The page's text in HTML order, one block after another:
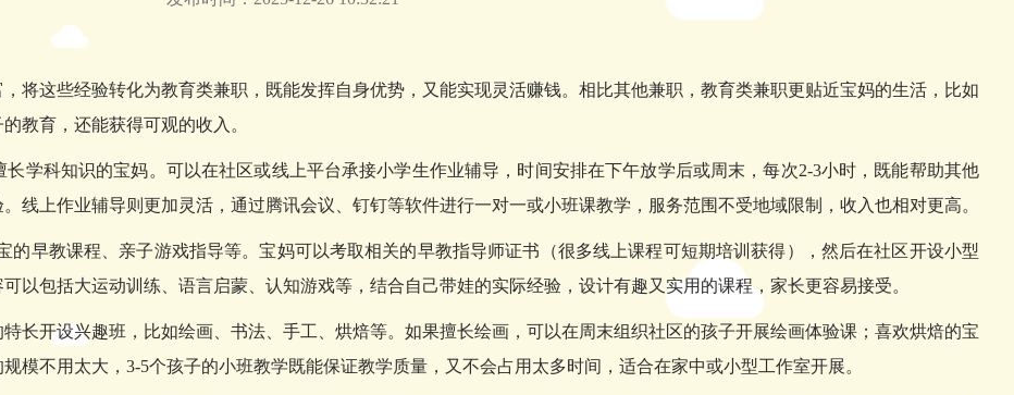
将这些经验转化为教育类兼职，既能发挥自身优势，又能实现灵活赚钱。相比其他兼职，教育类兼职更贴近宝妈的生活，比如
教育，还能获得可观的收入。
学科知识的宝妈。可以在社区或线上平台承接小学生作业辅导，时间安排在下午放学后或周末，每次2-3小时，既能帮助其他
线上作业辅导则更加灵活，通过腾讯会议、钉钉等软件进行一对一或小班课教学，服务范围不受地域限制，收入也相对更高。
的早教课程、亲子游戏指导等。宝妈可以考取相关的早教指导师证书（很多线上课程可短期培训获得），然后在社区开设小型
以包括大运动训练、语言启蒙、认知游戏等，结合自己带娃的实际经验，设计有趣又实用的课程，家长更容易接受。
长开设兴趣班，比如绘画、书法、手工、烘焙等。如果擅长绘画，可以在周末组织社区的孩子开展绘画体验课；喜欢烘焙的宝
模不用太大，3-5个孩子的小班教学既能保证教学质量，又不会占用太多时间，适合在家中或小型工作室开展。